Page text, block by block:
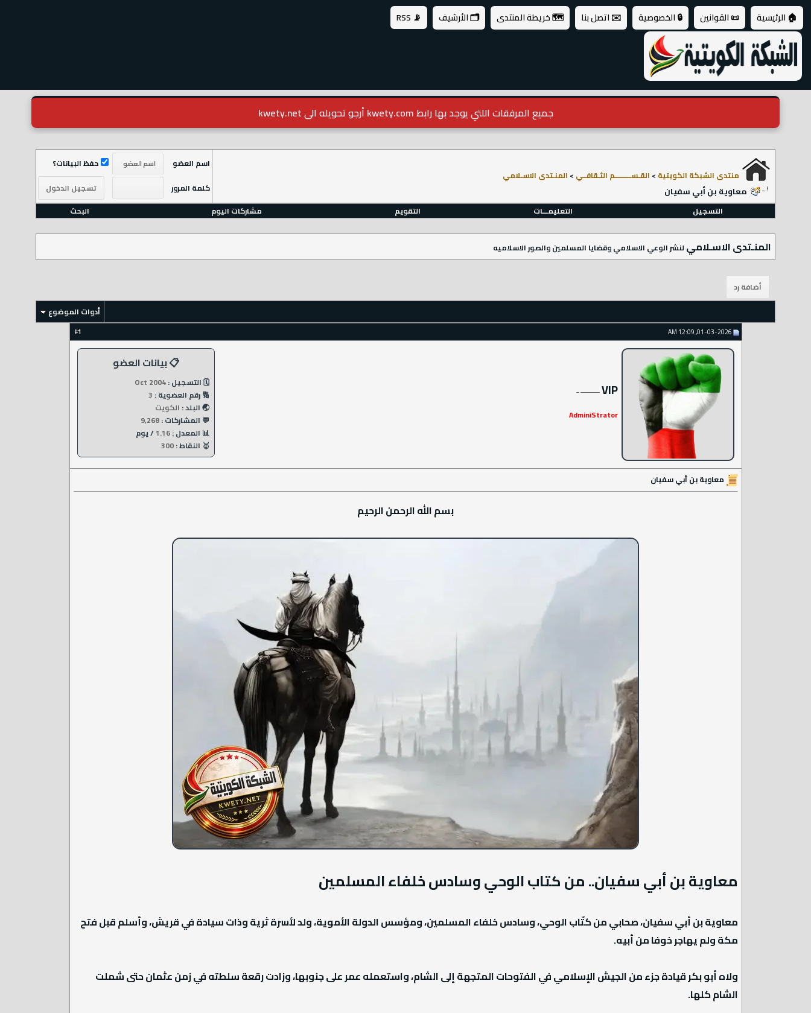
🏠 الرئيسية 📜 القوانين 🔒 الخصوصية ✉️ اتصل بنا 🗺️ خريطة المنتدى 🗂️ الأرشيف 📡 RSS
جميع المرفقات اللتي يوجد بها رابط kwety.com أرجو تحويله الى kwety.net
منتدى الشبكة الكويتية > القـســـــــــم الثـقافــي > المنـتدى الاسـلامي
معاوية بن أبي سفيان
اسم العضو
حفظ البيانات؟
كلمة المرور
التسجيل
التعليمـــات التقويم مشاركات اليوم البحث
المنـتدى الاسـلامي لنشر الوعي الاسلامي وقضايا المسلمين والصور الاسلاميه
أدوات الموضوع
1
VIP
AdminiStrator
📋 بيانات العضو
🗓️ التسجيل :Oct 2004
🔢 رقم العضوية : 3
🌏 البلد : الكويت
💬 المشاركات :9,268
📊 المعدل :1.16 / يوم
🥇 النقاط :300
معاوية بن أبي سفيان
بسم الله الرحمن الرحيم
معاوية بن أبي سفيان.. من كتاب الوحي وسادس خلفاء المسلمين
معاوية بن أبي سفيان، صحابي من كتّاب الوحي، وسادس خلفاء المسلمين، ومؤسس الدولة الأموية، ولد لأسرة ثرية وذات سيادة في قريش، وأسلم قبل فتح
مكة ولم يهاجر خوفا من أبيه.
ولاه أبو بكر قيادة جزء من الجيش الإسلامي في الفتوحات المتجهة إلى الشام، واستعمله عمر على جنوبها، وزادت رقعة سلطته في زمن عثمان حتى شملت
الشام كلها.